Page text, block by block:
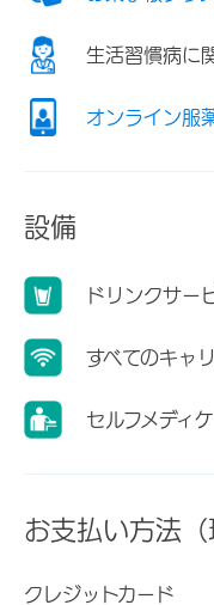
生活習慣病に
オンライン服
設備
ドリンクサー
すべてのキャ
セルフメディ
お支払い方法（
クレジットカード